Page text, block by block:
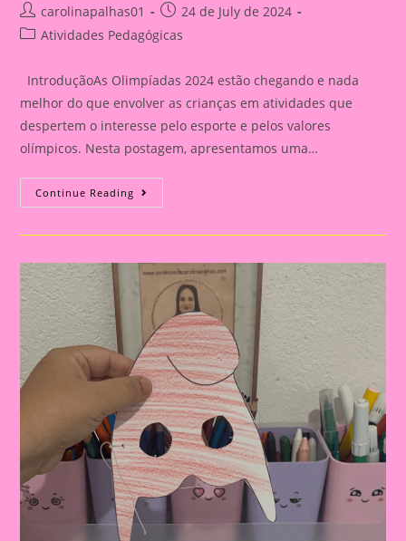
Post
author:
carolinapalhas01
Post
published:
24 de July de 2024
PostAtividades Pedagógicas
IntroduçãoAs Olimpíadas 2024 estão chegando e nada
melhor do que envolver as crianças em atividades que
despertem o interesse pelo esporte e pelos valores
olímpicos. Nesta postagem, apresentamos uma…
Continue Reading Atividade
Com
Tema